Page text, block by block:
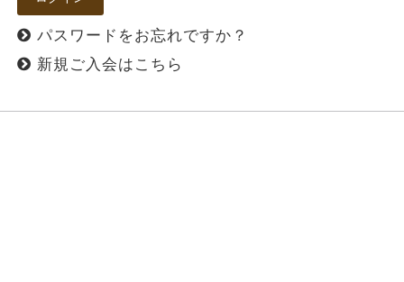
パスワードをお忘れですか？
新規ご入会はこちら